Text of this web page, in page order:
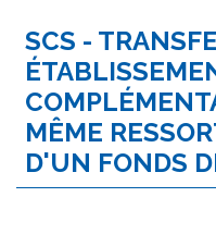
SCS -
MÊME
D'UN FONDS